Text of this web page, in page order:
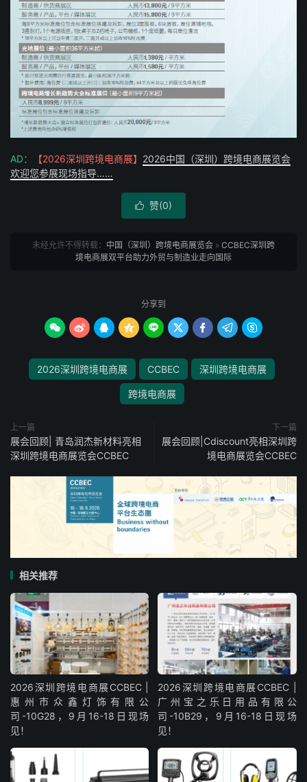
AD： 【2026深圳跨境电商展】 2026中国（深圳）跨境电商展览会
欢迎您参展现场指导……
 赞(0)
未经允许不得转载： 中国（深圳）跨境电商展览会 » CCBEC深圳跨
境电商展双平台助力外贸与制造业走向国际
分享到
        
2026深圳跨境电商展 CCBEC 深圳跨境电商展
跨境电商展
上一篇
展会回顾| 青岛润杰新材料亮相
深圳跨境电商展览会CCBEC
下一篇
展会回顾|Cdiscount亮相深圳跨
境电商展览会CCBEC
相关推荐
2026深圳跨境电商展CCBEC |
惠州市众鑫灯饰有限公
司-10G28，9月16-18日现场
见！
2026深圳跨境电商展CCBEC |
广州宝之乐日用品有限公
司-10B29，9月16-18日现场
见！